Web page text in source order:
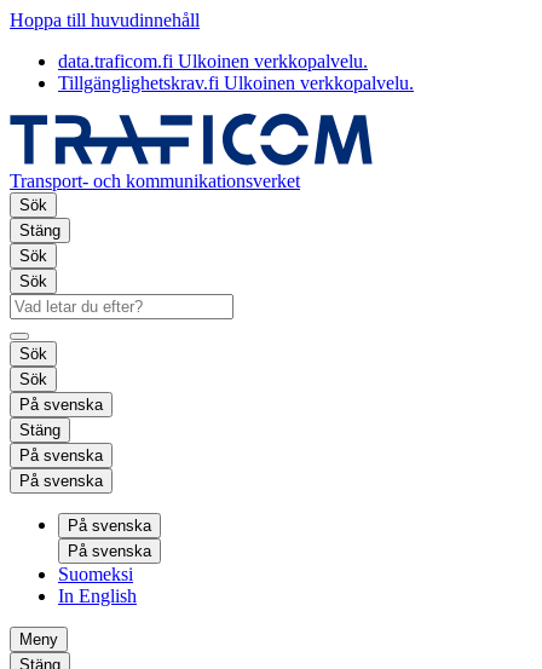
Hoppa till huvudinnehåll
data.traficom.fi Ulkoinen verkkopalvelu.
Tillgänglighetskrav.fi Ulkoinen verkkopalvelu.
Transport- och kommunikationsverket
Sök
Stäng
Sök
Sök
Sök
Sök
På svenska
Stäng
På svenska
På svenska
På svenska
På svenska
Suomeksi
In English
Meny
Stäng